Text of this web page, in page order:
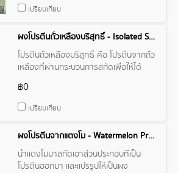
เปรียบเทียบ
ผงโปรตีนถั่วเหลืองบริสุทธิ์ - Isolated Soy Protein
โปรตีนถั่วเหลืองบริสุทธิ์ คือ โปรตีนจากถั่ว
เหลืองที่ผ่านกระบวนการสกัดเพื่อให้ได้
฿0
เปรียบเทียบ
ผงโปรตีนจากแตงโม - Watermelon Protein Powder
นำแตงโมมาสกัดเอาส่วนประกอบที่เป็น
โปรตีนออกมา และแปรรูปให้เป็นผง